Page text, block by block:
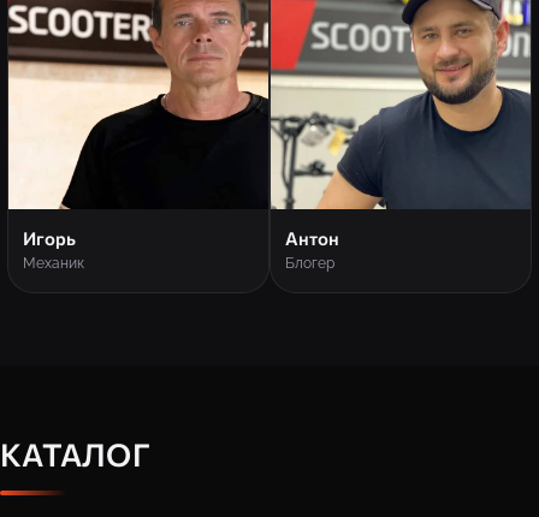
Игорь
Механик
Антон
Блогер
КАТАЛОГ